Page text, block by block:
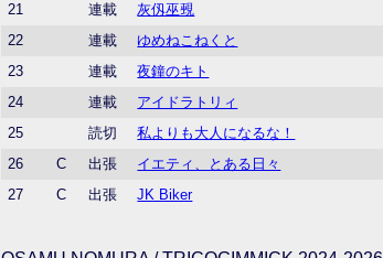
21
連載 灰仭巫覡
22
連載 ゆめねこねくと
23
連載 夜鐘のキト
24
連載 アイドラトリィ
25
読切 私よりも大人になるな！
26
C 出張 イエティ、とある日々
27
C 出張 JK Biker